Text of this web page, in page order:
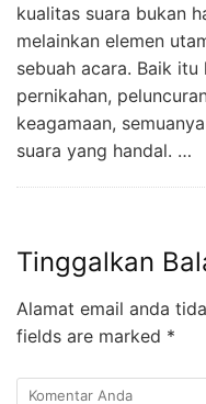
kualitas suara bukan
melainkan elemen
sebuah acara. Baik
pernikahan,
keagamaan,
suara yang handal. …
Tinggalkan
Alamat email anda
fields are marked *